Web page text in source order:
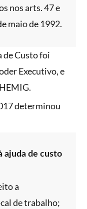
nos arts. 47 e
maio de 1992.
de Custo foi
Executivo, e
determinou
ajuda de custo
a
de trabalho;